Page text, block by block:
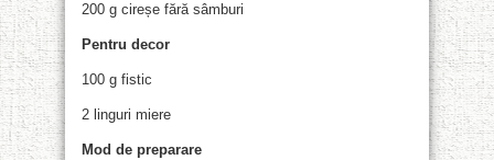
200 g cireșe fără sâmburi
Pentru decor
100 g fistic
2 linguri miere
Mod de preparare